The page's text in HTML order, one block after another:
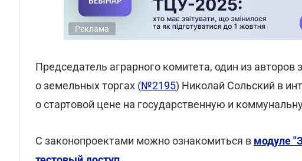
Реклама
Председатель аграрного комитета, один из
о земельных торгах (№2195) Николай Сольский в
о стартовой цене на государственную и
С законопроектами можно ознакомиться в модуле